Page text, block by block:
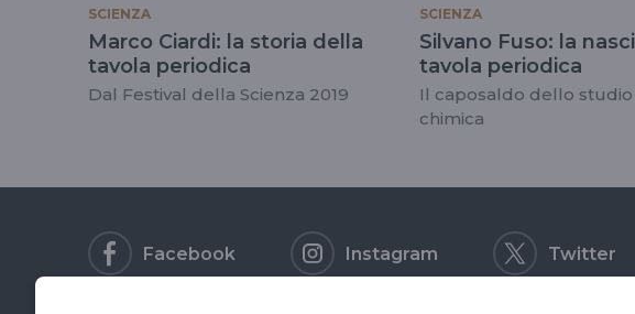
SCIENZA
Marco Ciardi: la storia della
tavola periodica
Dal Festival della Scienza 2019
SCIENZA
Silvano Fuso: la
tavola periodica
Il caposaldo dello
chimica
Facebook Instagram Twitter